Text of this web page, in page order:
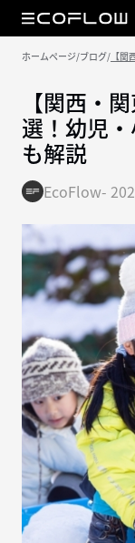
ホームページ/ブログ/ 【
【関西・
選！幼児
も解説
EcoFlow-